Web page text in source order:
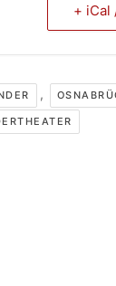
+ iCal
,